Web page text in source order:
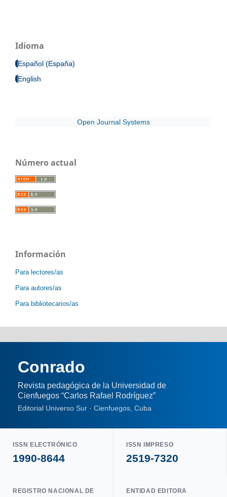
Idioma
Español (España)
English
Open Journal Systems
Número actual
Información
Para lectores/as
Para autores/as
Para bibliotecarios/as
Conrado
Revista pedagógica de la Universidad de
Cienfuegos “Carlos Rafael Rodríguez”
Editorial Universo Sur · Cienfuegos, Cuba
ISSN ELECTRÓNICO
1990-8644
ISSN IMPRESO
2519-7320
REGISTRO NACIONAL DE
ENTIDAD EDITORA